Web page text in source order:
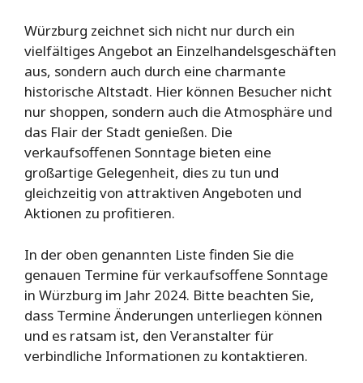
Würzburg zeichnet sich nicht nur durch ein
vielfältiges Angebot an Einzelhandelsgeschäften
aus, sondern auch durch eine charmante
historische Altstadt. Hier können Besucher nicht
nur shoppen, sondern auch die Atmosphäre und
das Flair der Stadt genießen. Die
verkaufsoffenen Sonntage bieten eine
großartige Gelegenheit, dies zu tun und
gleichzeitig von attraktiven Angeboten und
Aktionen zu profitieren.
In der oben genannten Liste finden Sie die
genauen Termine für verkaufsoffene Sonntage
in Würzburg im Jahr 2024. Bitte beachten Sie,
dass Termine Änderungen unterliegen können
und es ratsam ist, den Veranstalter für
verbindliche Informationen zu kontaktieren.